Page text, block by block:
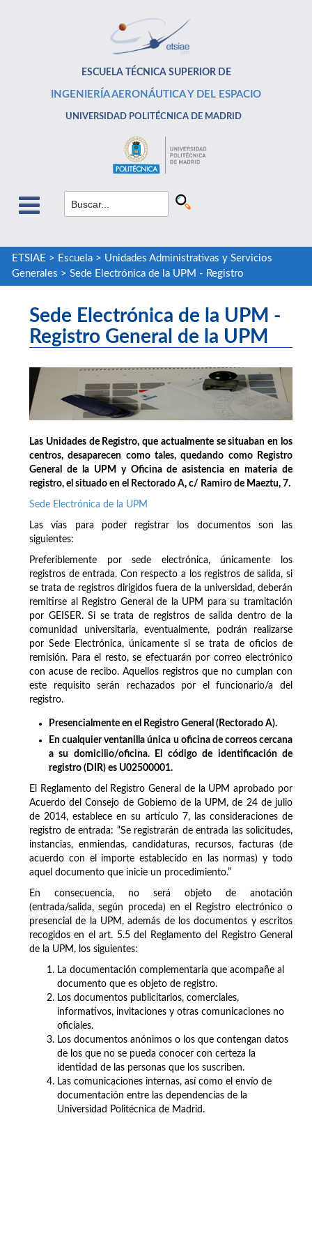
ESCUELA TÉCNICA SUPERIOR DE
INGENIERÍA AERONÁUTICA Y DEL ESPACIO
UNIVERSIDAD POLITÉCNICA DE MADRID
ETSIAE > Escuela> Unidades Administrativas y Servicios
Generales > Sede Electrónica de la UPM - Registro
Sede Electrónica de la UPM -
Registro General de la UPM
Las Unidades de Registro, que actualmente se situaban en los
centros, desaparecen como tales, quedando como Registro
General de la UPM y Oficina de asistencia en materia de
registro, el situado en el Rectorado A, c/ Ramiro de Maeztu, 7.
Sede Electrónica de la UPM
Las vías para poder registrar los documentos son las
siguientes:
Preferiblemente por sede electrónica, únicamente los
registros de entrada. Con respecto a los registros de salida, si
se trata de registros dirigidos fuera de la universidad, deberán
remitirse al Registro General de la UPM para su tramitación
por GEISER. Si se trata de registros de salida dentro de la
comunidad universitaria, eventualmente, podrán realizarse
por Sede Electrónica, únicamente si se trata de oficios de
remisión. Para el resto, se efectuarán por correo electrónico
con acuse de recibo. Aquellos registros que no cumplan con
este requisito serán rechazados por el funcionario/a del
registro.
Presencialmente en el Registro General (Rectorado A).
En cualquier ventanilla única u oficina de correos cercana
a su domicilio/oficina. El código de identificación de
registro (DIR) es U02500001.
El Reglamento del Registro General de la UPM aprobado por
Acuerdo del Consejo de Gobierno de la UPM, de 24 de julio
de 2014, establece en su artículo 7, las consideraciones de
registro de entrada: “Se registrarán de entrada las solicitudes,
instancias, enmiendas, candidaturas, recursos, facturas (de
acuerdo con el importe establecido en las normas) y todo
aquel documento que inicie un procedimiento.”
En consecuencia, no será objeto de anotación
(entrada/salida, según proceda) en el Registro electrónico o
presencial de la UPM, además de los documentos y escritos
recogidos en el art. 5.5 del Reglamento del Registro General
de la UPM, los siguientes:
La documentación complementaria que acompañe al
documento que es objeto de registro.
Los documentos publicitarios, comerciales,
informativos, invitaciones y otras comunicaciones no
oficiales.
Los documentos anónimos o los que contengan datos
de los que no se pueda conocer con certeza la
identidad de las personas que los suscriben.
Las comunicaciones internas, así como el envío de
documentación entre las dependencias de la
Universidad Politécnica de Madrid.